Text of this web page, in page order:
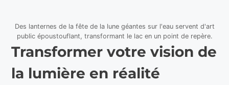
Des lanternes de la fête de la lune géantes sur l'eau servent d'art
public époustouflant, transformant le lac en un point de repère.
Transformer votre vision de
la lumière en réalité